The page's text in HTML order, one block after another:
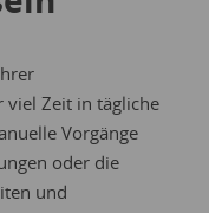
viel Zeit in tägliche
Vorgänge
oder die
und